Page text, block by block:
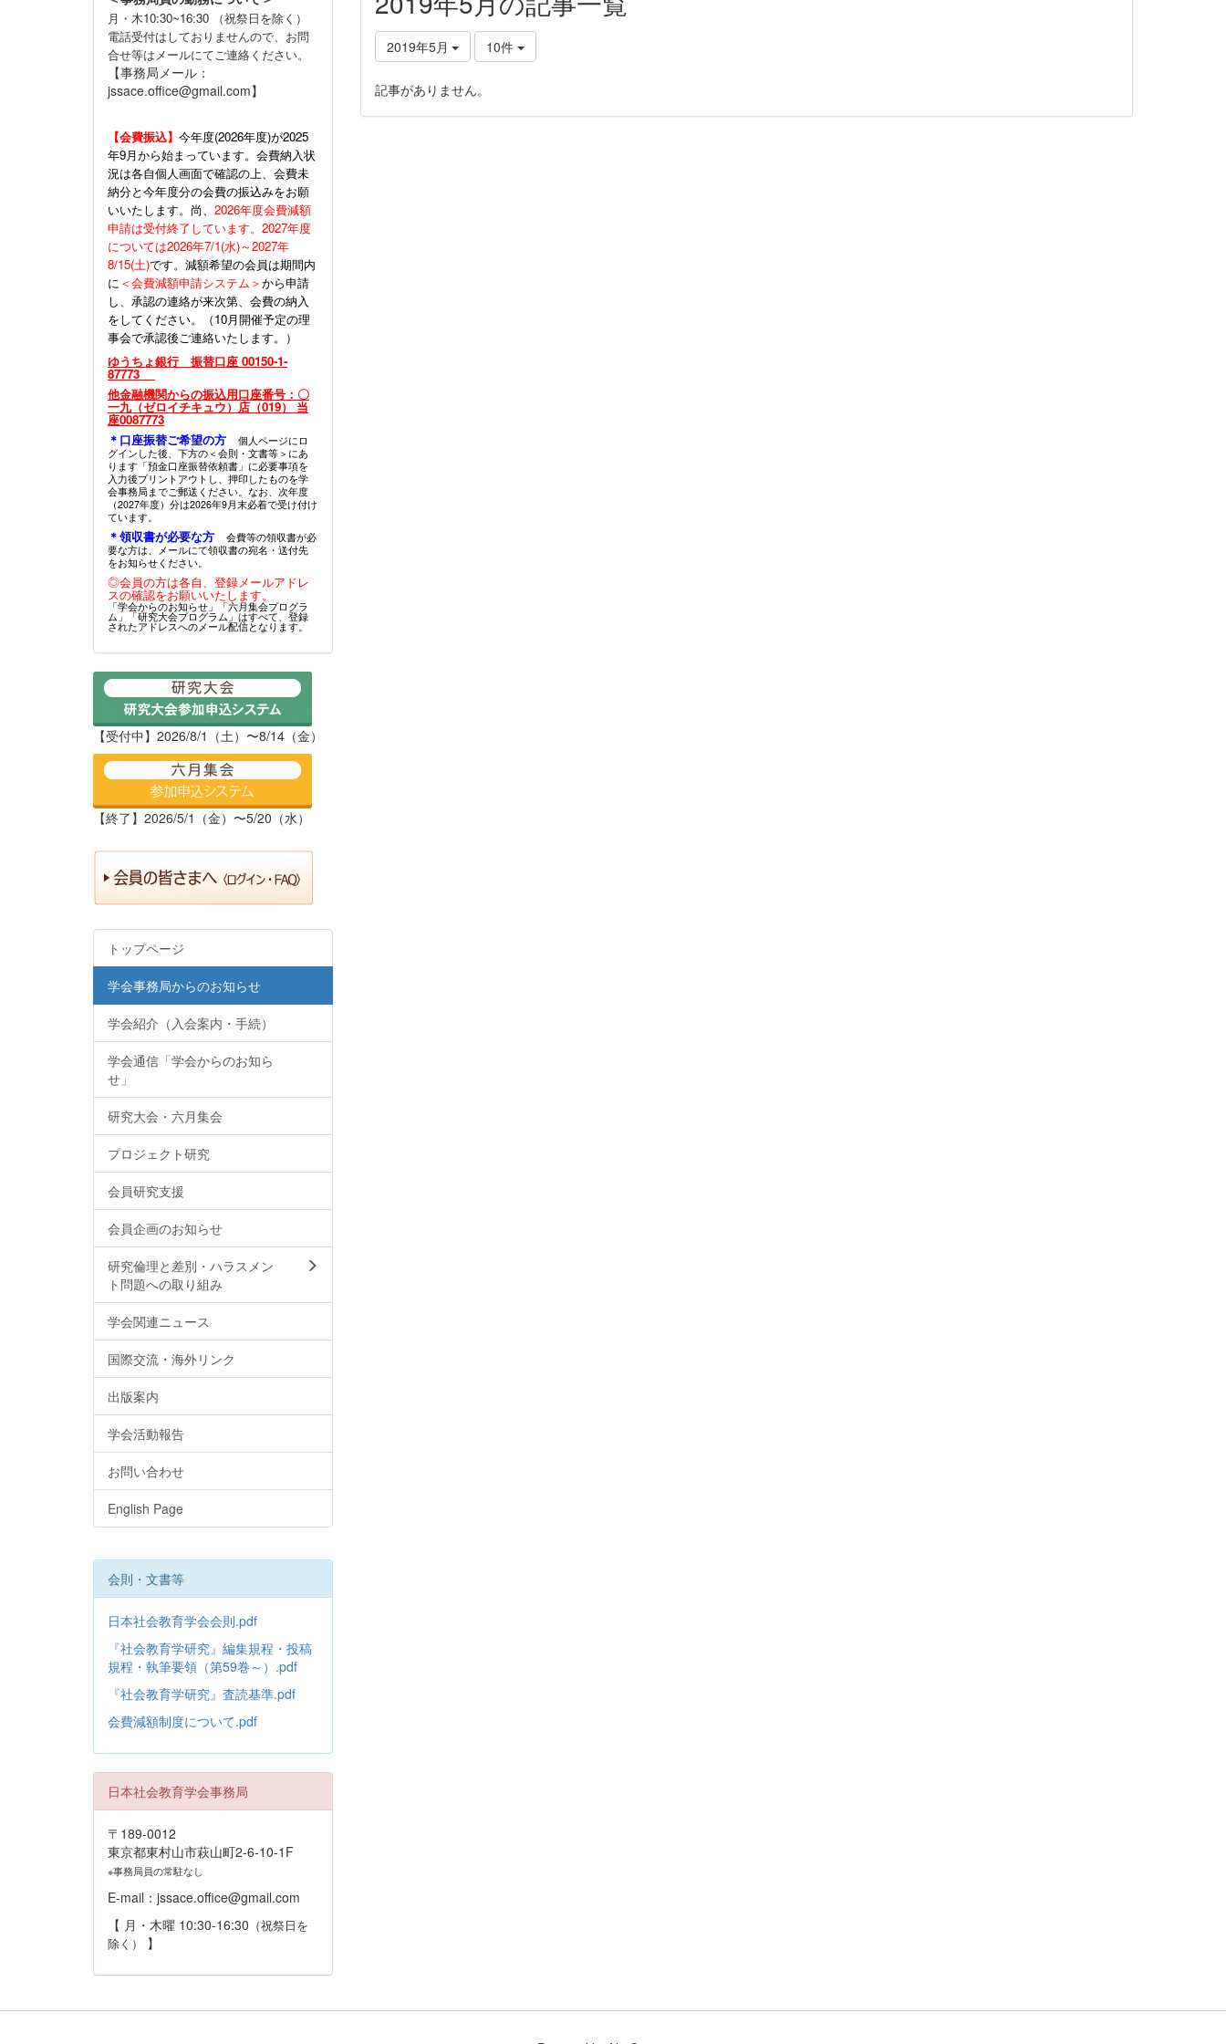
2019年5月 10件
記事がありません。
月・木10:30~16:30 （祝祭日を除く）
電話受付はしておりませんので、お問
合せ等はメールにてご連絡ください。
【事務局メール：
jssace.office@gmail.com】
【会費振込】 今年度(2026年度)が2025
年9月から始まっています。会費納入状
況は各自個人画面で確認の上、会費未
納分と今年度分の会費の振込みをお願
いいたします。尚、 2026年度会費減額
申請は受付終了しています。2027年度
については2026年7/1(水)～2027年
8/15(土)です。減額希望の会員は期間内
に ＜会費減額申請システム＞から申請
し、承認の連絡が来次第、会費の納入
をしてください。（10月開催予定の理
事会で承認後ご連絡いたします。）
ゆうちょ銀行 振替口座 00150-1-
87773
他金融機関からの振込用口座番号：〇
一九（ゼロイチキュウ）店（019） 当
座0087773
＊口座振替ご希望の方
個人ページにロ
グインした後、下方の＜会則・文書等＞にあ
ります「預金口座振替依頼書」に必要事項を
入力後プリントアウトし、押印したものを学
会事務局までご郵送ください。なお、次年度
（2027年度）分は2026年9月末必着で受け付け
ています。
＊領収書が必要な方
会費等の領収書が必
要な方は、メールにて領収書の宛名・送付先
をお知らせください。
◎会員の方は各自、登録メールアドレ
スの確認をお願いいたします。
「学会からのお知らせ」「六月集会プログラ
ム」「研究大会プログラム」はすべて、登録
されたアドレスへのメール配信となります。
【受付中】2026/8/1（土）〜8/14（金）
【終了】2026/5/1（金）〜5/20（水）
トップページ
学会事務局からのお知らせ
学会紹介（入会案内・手続）
学会通信「学会からのお知ら
せ」
研究大会・六月集会
プロジェクト研究
会員研究支援
会員企画のお知らせ
研究倫理と差別・ハラスメン
ト問題への取り組み
学会関連ニュース
国際交流・海外リンク
出版案内
学会活動報告
お問い合わせ
English Page
会則・文書等
日本社会教育学会会則.pdf
『社会教育学研究』編集規程・投稿
規程・執筆要領（第59巻～）.pdf
『社会教育学研究』査読基準.pdf
会費減額制度について.pdf
日本社会教育学会事務局
〒189-0012
東京都東村山市萩山町2-6-10-1F
※事務局員の常駐なし
E-mail：jssace.office@gmail.com
【 月・木曜 10:30-16:30 （祝祭日を
除く）
】